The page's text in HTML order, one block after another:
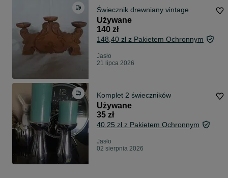
Świecznik drewniany vintage
Używane
140 zł
148,40 zł z Pakietem Ochronnym
Jasło
21 lipca 2026
Komplet 2 świeczników
Używane
35 zł
40,25 zł z Pakietem Ochronnym
Jasło
02 sierpnia 2026